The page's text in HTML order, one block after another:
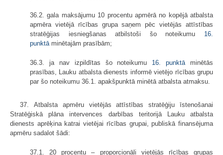
36.2. gala maksājumu 10 procentu apmērā no kopējā atbalsta
apmēra vietējā rīcības grupa saņem pēc vietējās attīstības
stratēģijas iesniegšanas atbilstoši šo noteikumu 16.
punktā minētajām prasībām;
36.3. ja nav izpildītas šo noteikumu 16. punktā minētās
prasības, Lauku atbalsta dienests informē vietējo rīcības grupu
par šo noteikumu 36.1. apakšpunktā minētā atbalsta atmaksu.
37. Atbalsta apmēru vietējās attīstības stratēģiju īstenošanai
Stratēģiskā plāna intervences darbības teritorijā Lauku atbalsta
dienests aprēķina katrai vietējai rīcības grupai, publiskā finansējuma
apmēru sadalot šādi:
37.1. 20 procentu – proporcionāli vietējās rīcības grupas